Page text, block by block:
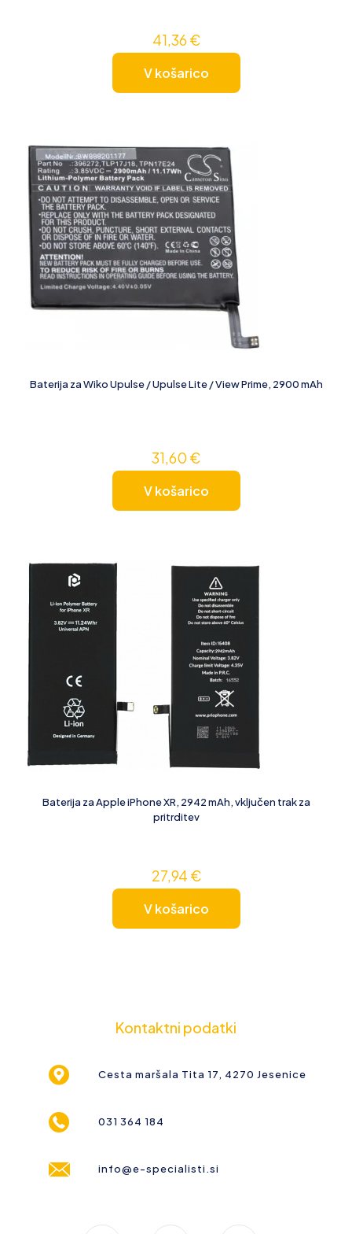
41,36€
V košarico
Baterija za Wiko Upulse / Upulse Lite / View Prime, 2900 mAh
31,60 €
V košarico
Baterija za Apple iPhone XR, 2942 mAh, vključen trak za
pritrditev
27,94 €
V košarico
Kontaktni podatki
Cesta maršala Tita 17, 4270 Jesenice
031 364 184
info@e-specialisti.si